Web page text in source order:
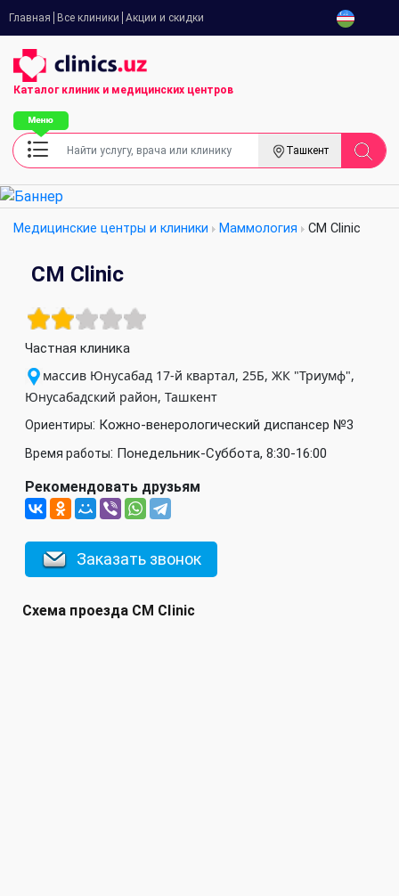
Главная Все клиники Акции и скидки
Каталог клиник и медицинских центров
Ташкент
Медицинские центры и клиники Маммология CM Clinic
CM Clinic
Частная клиника
массив Юнусабад 17-й квартал, 25Б, ЖК "Триумф",
Юнусабадский район, Ташкент
Ориентиры: Кожно-венерологический диспансер №3
Время работы: Понедельник-Суббота, 8:30-16:00
Рекомендовать друзьям
Заказать звонок
Схема проезда CM Clinic